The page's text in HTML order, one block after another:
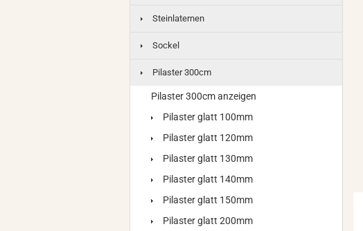
Steinlaternen
Sockel
Pilaster 300cm
Pilaster 300cm anzeigen
Pilaster glatt 100mm
Pilaster glatt 120mm
Pilaster glatt 130mm
Pilaster glatt 140mm
Pilaster glatt 150mm
Pilaster glatt 200mm